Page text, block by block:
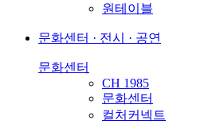
원테이블
문화센터 · 전시 · 공연
문화센터
CH 1985
문화센터
컬처커넥트